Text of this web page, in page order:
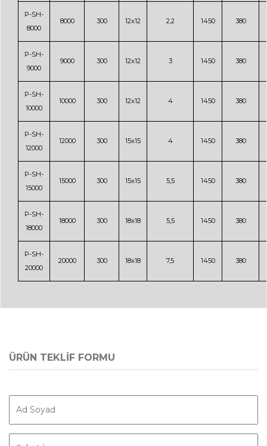
P-SH-
8000
8000 300 12x12 2,2 1450 380
P-SH-
9000
9000 300 12x12 3 1450 380
P-SH-
10000
10000 300 12x12 4 1450 380
P-SH-
12000
12000 300 15x15 4 1450 380
P-SH-
15000
15000 300 15x15 5,5 1450 380
P-SH-
18000
18000 300 18x18 5,5 1450 380
P-SH-
20000
20000 300 18x18 7,5 1450 380
ÜRÜN TEKLİF FORMU